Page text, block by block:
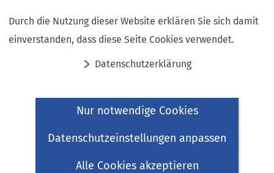
Durch die Nutzung dieser Website erklären Sie sich damit
einverstanden, dass diese Seite Cookies verwendet.
Datenschutzerklärung
Nur notwendige Cookies
Datenschutzeinstellungen anpassen
Alle Cookies akzeptieren
Inhalt anspringen